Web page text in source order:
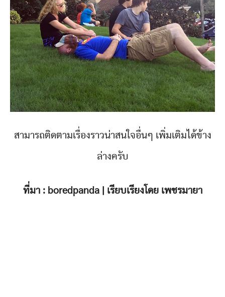
สามารถติดตามเรื่องราวน่าสนใจอื่นๆ เพิ่มเติมได้ข้าง
ล่างครับ
ที่มา : boredpanda | เรียบเรียงโดย เพชรมายา